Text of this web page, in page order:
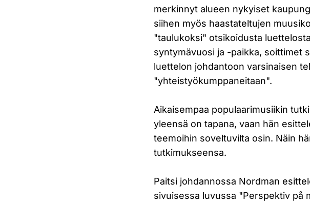
merkinnyt alueen nykyiset
siihen myös haastateltujen
"taulukoksi" otsikoidusta
syntymävuosi ja -paikka, soittimet
luettelon johdantoon varsinaisen
"yhteistyökumppaneitaan".
Aikaisempaa populaarimusiikin
yleensä on tapana, vaan hän
teemoihin soveltuvilta osin. Näin
tutkimukseensa.
Paitsi johdannossa Nordman
sivuisessa luvussa "Perspektiv på